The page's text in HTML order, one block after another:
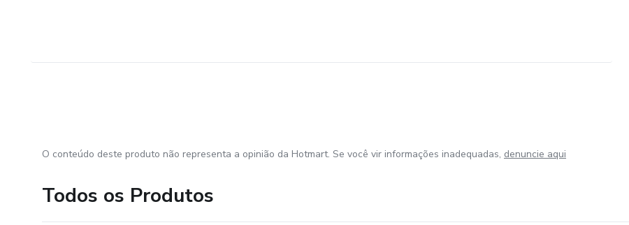
O conteúdo deste produto não representa a opinião da Hotmart. Se você vir informações inadequadas, denuncie aqui
Todos os Produtos